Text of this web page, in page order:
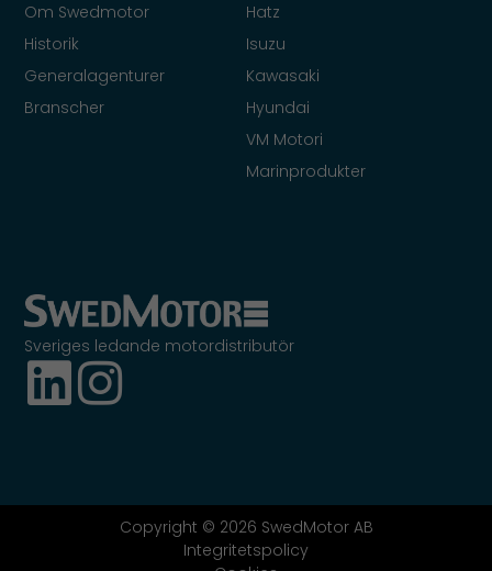
Sveriges ledande motordistributör
Hatz
Isuzu
Kawasaki
Hyundai
VM Motori
Marinprodukter
Om Swedmotor
Historik
Generalagenturer
Branscher
Copyright © 2026 SwedMotor AB
Integritetspolicy